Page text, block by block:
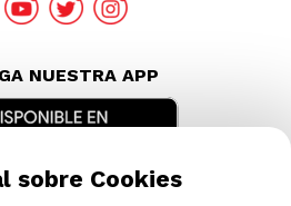
NUESTRA APP
sobre Cookies